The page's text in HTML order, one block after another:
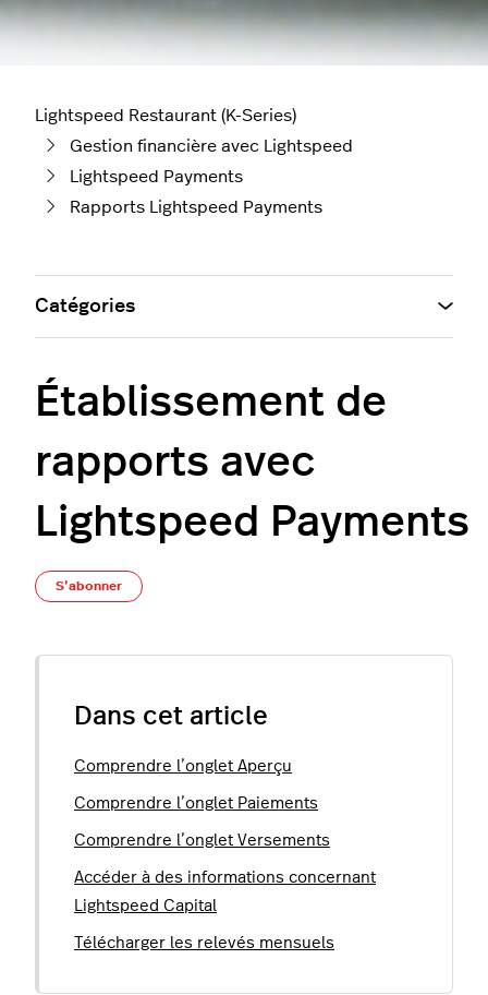
Lightspeed Restaurant (K-Series)
Gestion financière avec Lightspeed
Lightspeed Payments
Rapports Lightspeed Payments
Établissement de
rapports avec
Lightspeed Payments
S’abonner
Dans cet article
Comprendre l’onglet Aperçu
Comprendre l’onglet Paiements
Comprendre l’onglet Versements
Accéder à des informations concernant
Lightspeed Capital
Télécharger les relevés mensuels
Catégories